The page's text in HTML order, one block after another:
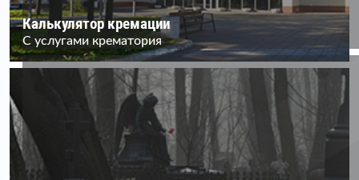
Калькулятор кремации
С услугами крематория